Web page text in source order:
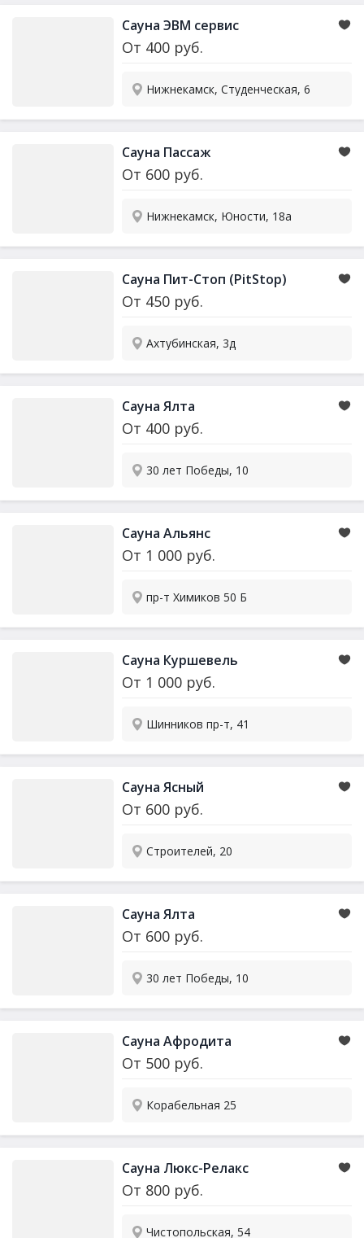
Сауна ЭВМ сервис
От 400 руб.
Нижнекамск, Студенческая, 6
Сауна Пассаж
От 600 руб.
Нижнекамск, Юности, 18а
Сауна Пит-Стоп (PitStop)
От 450 руб.
Ахтубинская, 3д
Сауна Ялта
От 400 руб.
30 лет Победы, 10
Сауна Альянс
От 1 000 руб.
пр-т Химиков 50 Б
Сауна Куршевель
От 1 000 руб.
Шинников пр-т, 41
Сауна Ясный
От 600 руб.
Строителей, 20
Сауна Ялта
От 600 руб.
30 лет Победы, 10
Сауна Афродита
От 500 руб.
Корабельная 25
Сауна Люкс-Релакс
От 800 руб.
Чистопольская, 54